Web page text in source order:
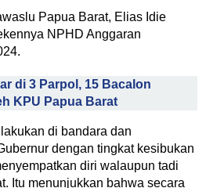
Papua Barat, Elias Idie
NPHD Anggaran
di 3 Parpol, 15 Bacalon
KPU Papua Barat
di bandara dan
dengan tingkat kesibukan
diri walaupun tadi
Itu menunjukkan bahwa secara